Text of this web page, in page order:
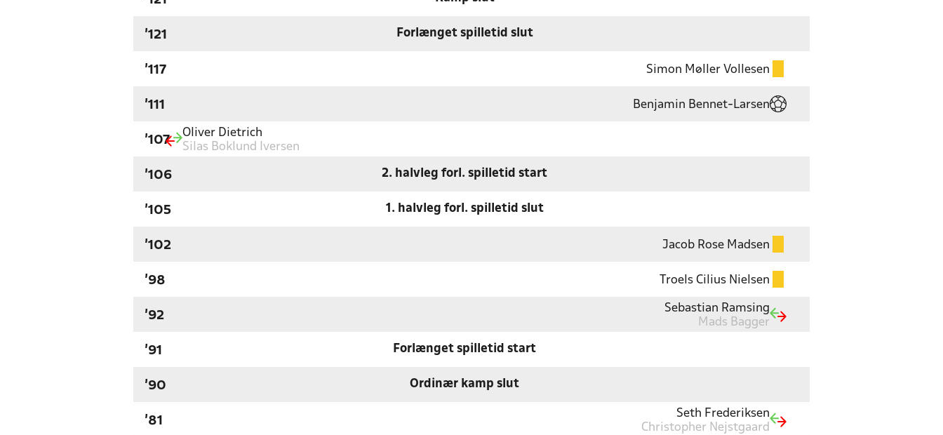
'121 Forlænget spilletid slut
'117 Simon Møller Vollesen
'111 Benjamin Bennet-Larsen
'107
Oliver Dietrich
Silas Boklund Iversen
'106 2. halvleg forl. spilletid start
'105 1. halvleg forl. spilletid slut
'102 Jacob Rose Madsen
'98 Troels Cilius Nielsen
'92
Sebastian Ramsing
Mads Bagger
'91 Forlænget spilletid start
'90 Ordinær kamp slut
'81
Seth Frederiksen
Christopher Nejstgaard